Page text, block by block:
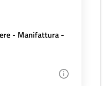
- Manifattura -